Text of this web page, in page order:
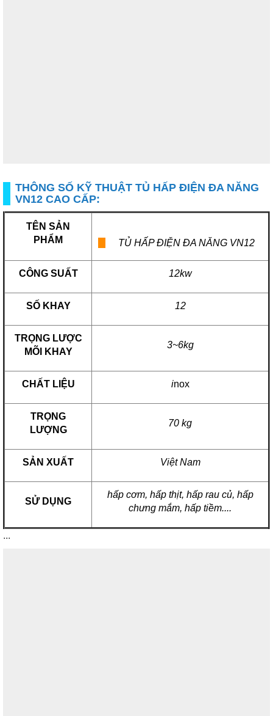
THÔNG SỐ KỸ THUẬT TỦ HẤP ĐIỆN ĐA NĂNG
VN12 CAO CẤP:
TÊN SẢN
PHẨM
TỦ HẤP ĐIỆN ĐA NĂNG VN12
CÔNG SUẤT 12kw
SỐ KHAY 12
TRỌNG LƯỢC
MÕI KHAY
3~6kg
CHẤT LIỆU inox
TRỌNG
LƯỢNG
70 kg
SẢN XUẤT Việt Nam
SỬ DỤNG
hấp cơm, hấp thịt, hấp rau củ, hấp
chưng mắm, hấp tiềm....
...